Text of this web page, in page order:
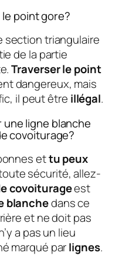
point gore?
triangulaire
de la partie
Traverser le point
dangereux, mais
il peut être illégal.
ligne blanche
covoiturage?
ettu peux
sécurité, allez-
covoiturageest
blanchedans ce
et ne doit pas
a pas un lieu
marqué parlignes.